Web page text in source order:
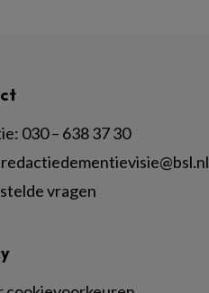
030 – 638 37 30
redactiedementievisie@bsl.nl
vragen